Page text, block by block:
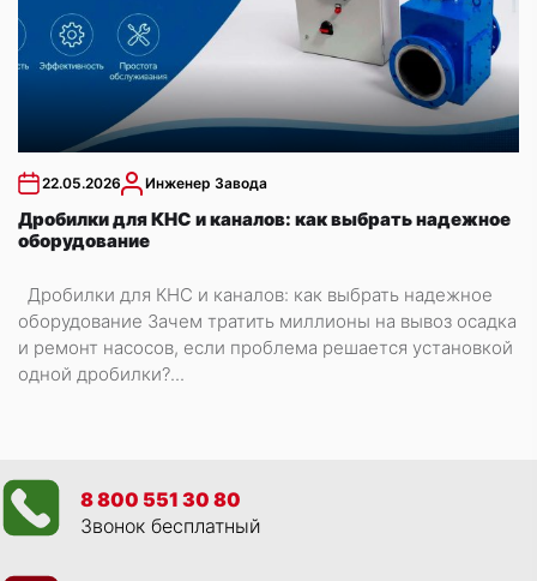
22.05.2026 Инженер Завода
Дробилки для КНС и каналов: как выбрать надежное
оборудование
Дробилки для КНС и каналов: как выбрать надежное
оборудование Зачем тратить миллионы на вывоз осадка
и ремонт насосов, если проблема решается установкой
одной дробилки?...
8 800 551 30 80
Звонок бесплатный